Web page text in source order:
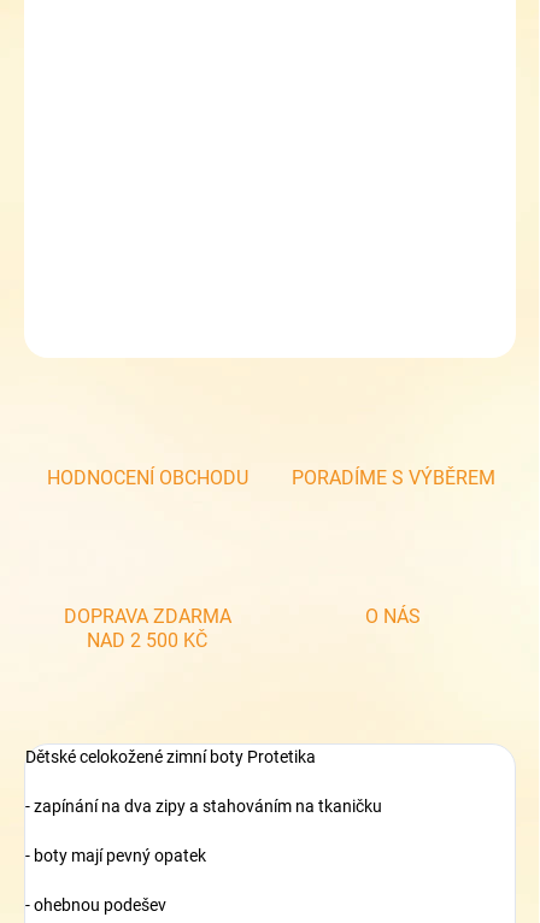
HODNOCENÍ OBCHODU PORADÍME S VÝBĚREM
DOPRAVA ZDARMA
NAD 2 500 KČ
O NÁS
Dětské celokožené zimní boty Protetika
- zapínání na dva zipy a stahováním na tkaničku
- boty mají pevný opatek
- ohebnou podešev